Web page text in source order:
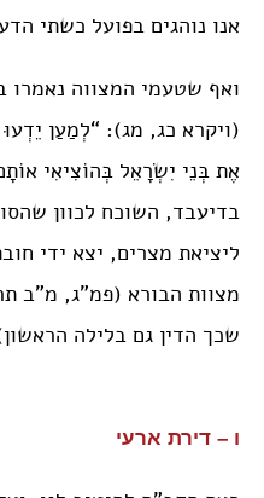
אנו נוהגים בפועל כשתי
ואף שטעמי המצווה
(ויקרא כג, מג): “לְמַעַן
אֶת בְּנֵי יִשְׂרָאֵל בְּהוֹצִיאִי
בדיעבד, השוכח לכוון
ליציאת מצרים, יצא ידי
מצוות הבורא (פמ”ג, מ”ב
שכך הדין גם בלילה
ו – דירת ארעי